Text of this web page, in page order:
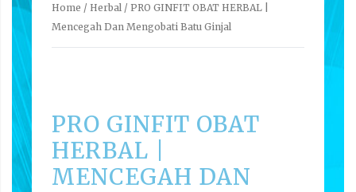
Home / Herbal / PRO GINFIT OBAT HERBAL |
Mencegah Dan Mengobati Batu Ginjal
PRO GINFIT OBAT
HERBAL |
MENCEGAH DAN